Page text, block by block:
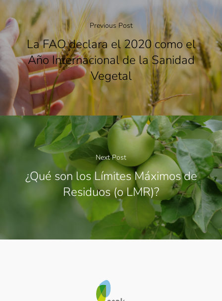
Previous Post
La FAO declara el 2020 como el
Año Internacional de la Sanidad
Vegetal
Next Post
¿Qué son los Límites Máximos de
Residuos (o LMR)?